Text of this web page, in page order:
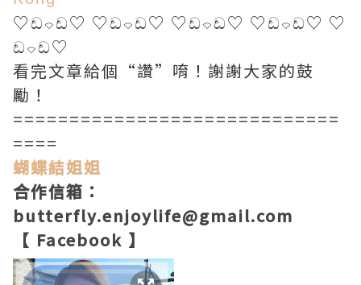
♡ඩ⌔ඩ♡ ♡ඩ⌔ඩ♡ ♡ඩ⌔ඩ♡ ♡ඩ⌔ඩ♡ ♡
ඩ⌔ඩ♡
看完文章給個“讚”唷！ 謝謝大家的鼓
勵 ！
=============================
====
蝴蝶結姐姐
合作信箱：
butterfly.enjoylife@gmail.com
【 Facebook 】